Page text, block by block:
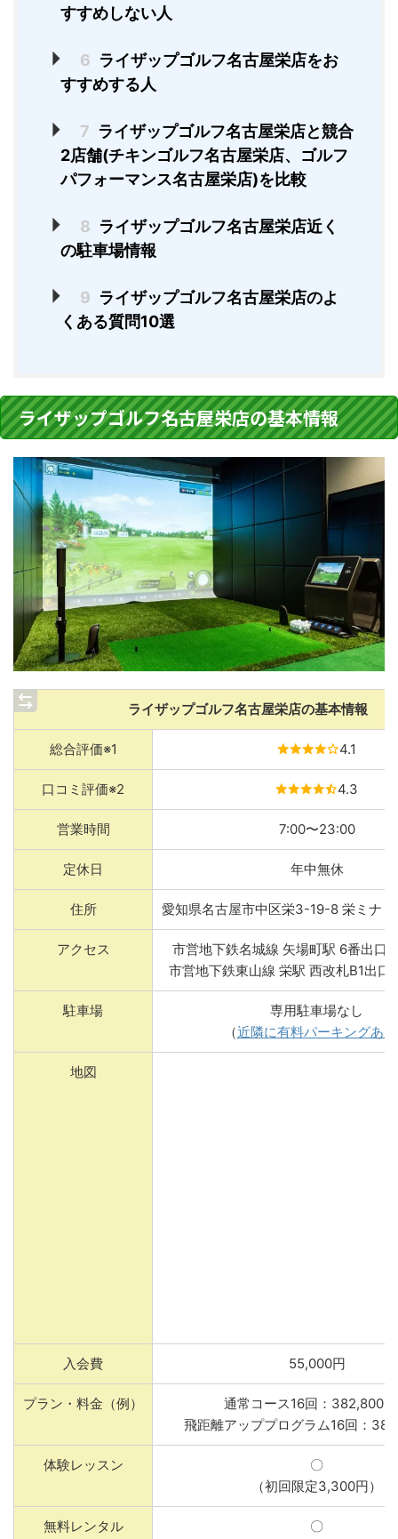
すすめしない人
6 ライザップゴルフ名古屋栄店をお
すすめする人
7 ライザップゴルフ名古屋栄店と競合
2店舗(チキンゴルフ名古屋栄店、ゴルフ
パフォーマンス名古屋栄店)を比較
8 ライザップゴルフ名古屋栄店近く
の駐車場情報
9 ライザップゴルフ名古屋栄店のよ
くある質問10選
ライザップゴルフ名古屋栄店の基本情報
ライザップゴルフ名古屋栄店の基本情報
総合評価※1 4.1
口コミ評価※2 4.3
営業時間 7:00〜23:00
定休日 年中無休
住所 愛知県名古屋市中区栄3-19-8 栄ミナミ
アクセス
市営地下鉄名城線 矢場町駅 6番出口
市営地下鉄東山線 栄駅 西改札B1出口
駐車場
専用駐車場なし
（近隣に有料パーキングあり
地図
入会費 55,000円
プラン・料金（例）
通常コース16回：382,800
飛距離アッププログラム16回：
体験レッスン
〇
（初回限定3,300円）
無料レンタル
〇